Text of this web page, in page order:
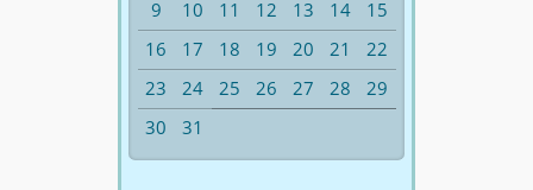
9
10 11 12 13 14
15
16
17 18 19 20 21
22
23
24 25 26 27 28
29
30
31